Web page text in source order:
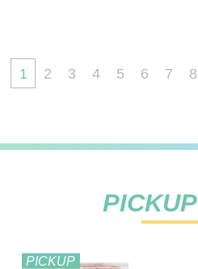
1 2 3 4 5 6 7 8
PICKUP
PICKUP